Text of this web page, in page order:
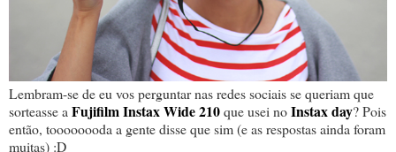
Lembram-se de eu vos perguntar nas redes sociais se queriam que
sorteasse a Fujifilm Instax Wide 210que usei noInstax day? Pois
então, toooooooda a gente disse que sim (e as respostas ainda foram
muitas) :D